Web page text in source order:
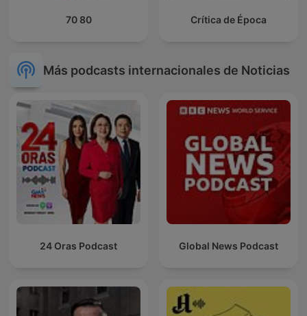
70 80 Crítica de Época
Más podcasts internacionales de Noticias
24 Oras Podcast Global News Podcast